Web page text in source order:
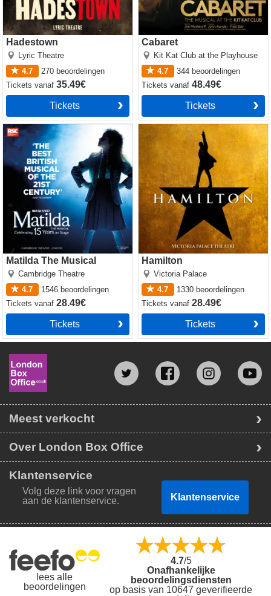
Hadestown
Lyric Theatre
4.7
270 beoordelingen
Ticketsvanaf35.49€
Tickets
Cabaret
Kit Kat Club at the Playhouse
4.7
344 beoordelingen
Ticketsvanaf48.49€
Tickets
Matilda The Musical
Cambridge Theatre
4.7
1546 beoordelingen
Ticketsvanaf28.49€
Tickets
Matilda The Musical
Hamilton
Victoria Palace
4.7
1330 beoordelingen
Ticketsvanaf28.49€
Tickets
Hamilton
Meest verkocht
Over London Box Office
Klantenservice
Volg deze link voor vragen
aan de klantenservice.
Klantenservice
lees alle
beoordelingen
4.7/5
Onafhankelijke
beoordelingsdiensten
op basis van 10647 geverifieerde